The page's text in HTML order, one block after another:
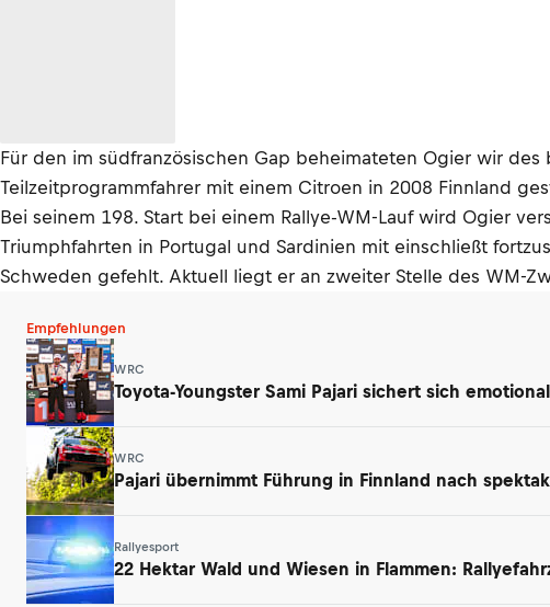
Für den im südfranzösischen Gap beheimateten Ogier wir
Teilzeitprogrammfahrer mit einem Citroen in 2008 Finnland
Bei seinem 198. Start bei einem Rallye-WM-Lauf wird Ogier
Triumphfahrten in Portugal und Sardinien mit einschließt
Schweden gefehlt. Aktuell liegt er an zweiter Stelle des WM-
Empfehlungen
WRC
Toyota-Youngster Sami Pajari sichert sich
WRC
Pajari übernimmt Führung in Finnland nach
Rallyesport
22 Hektar Wald und Wiesen in Flammen: